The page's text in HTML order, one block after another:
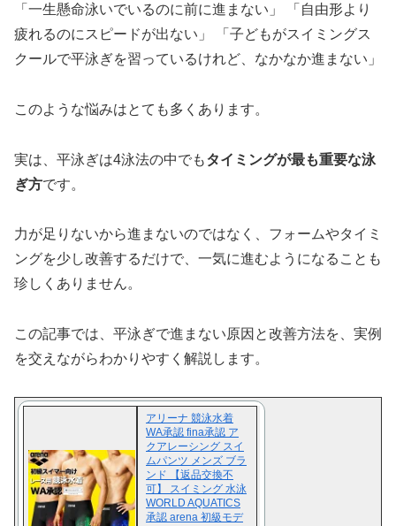
「一生懸命泳いでいるのに前に進まない」 「自由形より
疲れるのにスピードが出ない」 「子どもがスイミングス
クールで平泳ぎを習っているけれど、なかなか進まない」
このような悩みはとても多くあります。
実は、平泳ぎは4泳法の中でもタイミングが最も重要な泳
ぎ方です。
力が足りないから進まないのではなく、フォームやタイミ
ングを少し改善するだけで、一気に進むようになることも
珍しくありません。
この記事では、平泳ぎで進まない原因と改善方法を、実例
を交えながらわかりやすく解説します。
アリーナ 競泳水着
WA承認 fina承認 ア
クアレーシング スイ
ムパンツ メンズ ブラ
ンド 【返品交換不
可】 スイミング 水泳
WORLD AQUATICS
承認 arena 初級モデ